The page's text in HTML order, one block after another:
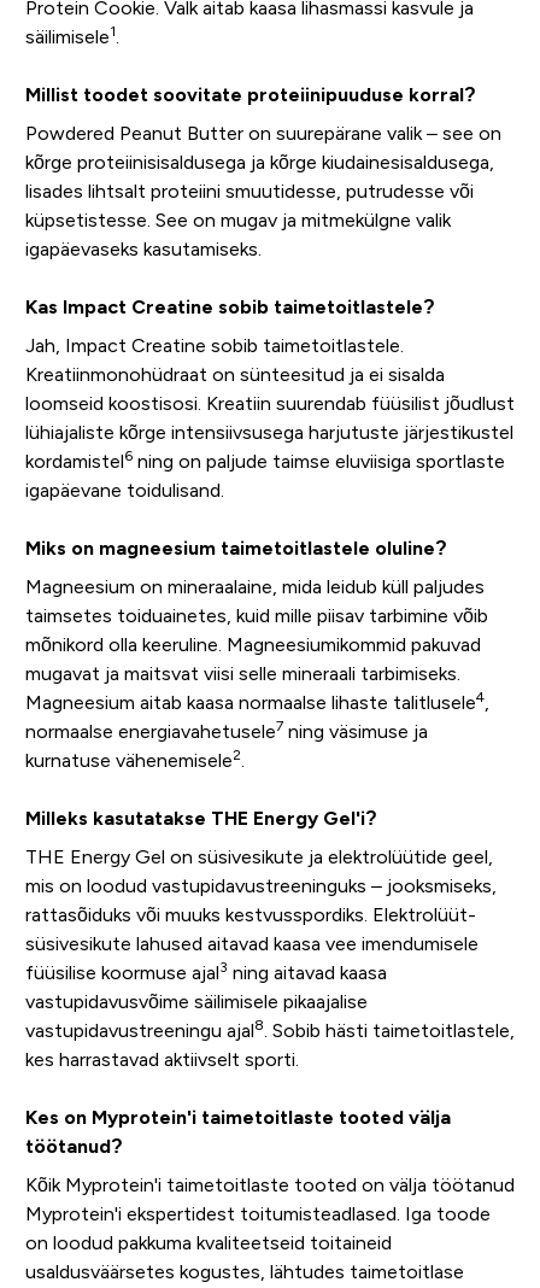
Protein Cookie. Valk aitab kaasa lihasmassi kasvule ja
säilimisele1
Millist toodet soovitate proteiinipuuduse korral?
Powdered Peanut Butter on suurepärane valik – see on
kõrge proteiinisisaldusega ja kõrge kiudainesisaldusega,
lisades lihtsalt proteiini smuutidesse, putrudesse või
küpsetistesse. See on mugav ja mitmekülgne valik
igapäevaseks kasutamiseks.
Kas Impact Creatine sobib taimetoitlastele?
Jah, Impact Creatine sobib taimetoitlastele.
Kreatiinmonohüdraat on sünteesitud ja ei sisalda
loomseid koostisosi. Kreatiin suurendab füüsilist jõudlust
lühiajaliste kõrge intensiivsusega harjutuste järjestikustel
kordamistel6ning on paljude taimse eluviisiga sportlaste
igapäevane toidulisand.
Miks on magneesium taimetoitlastele oluline?
Magneesium on mineraalaine, mida leidub küll paljudes
taimsetes toiduainetes, kuid mille piisav tarbimine võib
mõnikord olla keeruline. Magneesiumikommid pakuvad
mugavat ja maitsvat viisi selle mineraali tarbimiseks.
Magneesium aitab kaasa normaalse lihaste talitlusele4,
normaalse energiavahetusele7ning väsimuse ja
kurnatuse vähenemisele2.
Milleks kasutatakse THE Energy Gel'i?
THE Energy Gel on süsivesikute ja elektrolüütide geel,
mis on loodud vastupidavustreeninguks – jooksmiseks,
rattasõiduks või muuks kestvusspordiks. Elektrolüüt-
süsivesikute lahused aitavad kaasa vee imendumisele
füüsilise koormuse ajal3 ning aitavad kaasa
vastupidavusvõime säilimisele pikaajalise
vastupidavustreeningu ajal8 . Sobib hästi taimetoitlastele,
kes harrastavad aktiivselt sporti.
Kes on Myprotein'i taimetoitlaste tooted välja
töötanud?
Kõik Myprotein'i taimetoitlaste tooted on välja töötanud
Myprotein'i ekspertidest toitumisteadlased. Iga toode
on loodud pakkuma kvaliteetseid toitaineid
usaldusväärsetes kogustes, lähtudes taimetoitlase